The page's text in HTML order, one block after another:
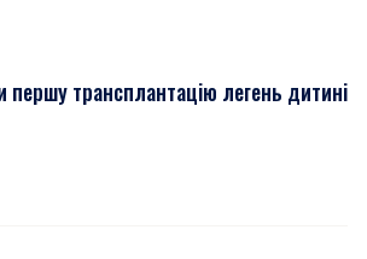
першу трансплантацію легень дитині